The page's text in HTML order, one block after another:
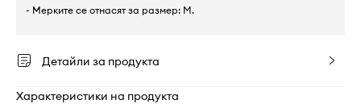
- Мерките се отнасят за размер: M.
Детайли за продукта
Характеристики на продукта